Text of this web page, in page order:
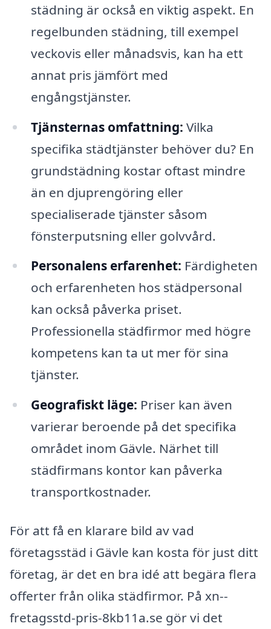
städning är också en viktig aspekt. En
regelbunden städning, till exempel
veckovis eller månadsvis, kan ha ett
annat pris jämfört med
engångstjänster.
Tjänsternas omfattning: Vilka
specifika städtjänster behöver du? En
grundstädning kostar oftast mindre
än en djuprengöring eller
specialiserade tjänster såsom
fönsterputsning eller golvvård.
Personalens erfarenhet: Färdigheten
och erfarenheten hos städpersonal
kan också påverka priset.
Professionella städfirmor med högre
kompetens kan ta ut mer för sina
tjänster.
Geografiskt läge: Priser kan även
varierar beroende på det specifika
området inom Gävle. Närhet till
städfirmans kontor kan påverka
transportkostnader.
För att få en klarare bild av vad
företagsstäd i Gävle kan kosta för just ditt
företag, är det en bra idé att begära flera
offerter från olika städfirmor. På xn--
fretagsstd-pris-8kb11a.se gör vi det